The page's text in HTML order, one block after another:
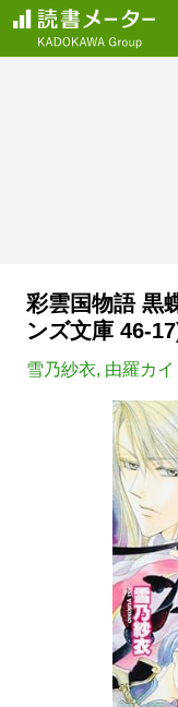
彩雲国物語 黒
ンズ文庫 46-
雪乃紗衣, 由羅カイ